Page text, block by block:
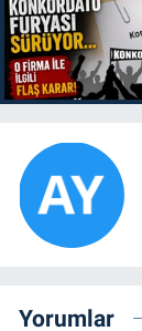
Yorumlar